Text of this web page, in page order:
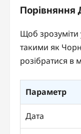
Порівняння
Щоб зрозуміти
такими як
розібратися в
Параметр
Дата